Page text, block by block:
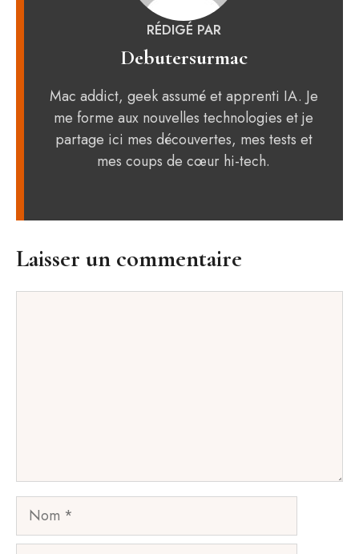
RÉDIGÉ PAR
Debutersurmac
Mac addict, geek assumé et apprenti IA. Je
me forme aux nouvelles technologies et je
partage ici mes découvertes, mes tests et
mes coups de cœur hi-tech.
Laisser un commentaire
Nom